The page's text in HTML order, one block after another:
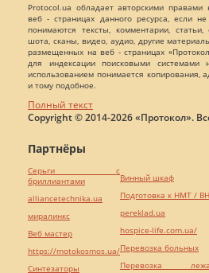
Protocol.ua обладает авторскими
веб - страницах данного ресурса, если
понимаются тексты, комментарии,
шота, сканы, видео, аудио, другие
размещенных на веб - страницах
для индексации поисковыми системами
использованием понимается копирования,
и тому подобное.
Полный текст
Copyright © 2014-2026 «Протокол».
Партнёры
Серьги с
бриллиантами
alliancetechnika.ua
миралинкс
Веб мастер
https://motokosmos.ua/
Синтезаторы
Винный шкаф
Подготовка к НМТ /
pereklad.ua
hospice-life.com.ua/
Перевозка больных
Перевозка